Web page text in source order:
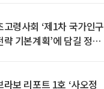
고령사회 ‘제1차 국가인구
략 기본계획’에 담길 정책
라보 리포트 1호 ‘사오정